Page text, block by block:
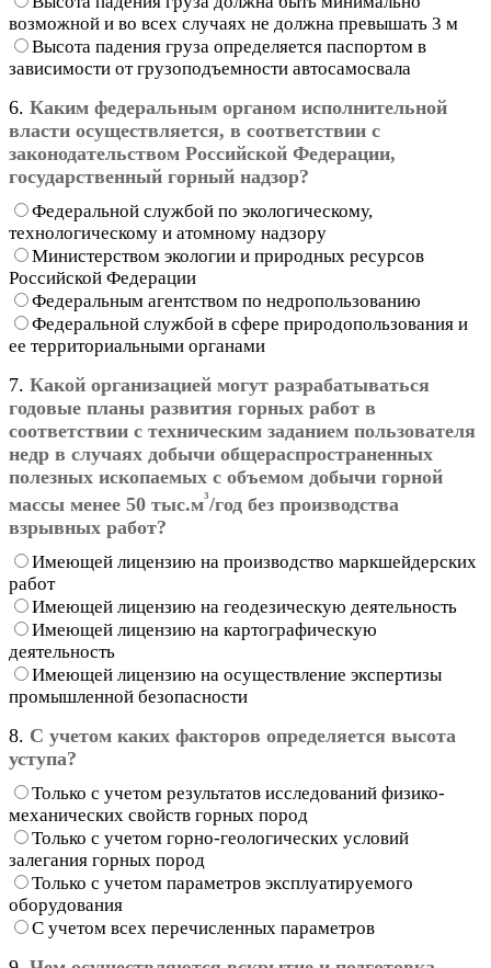
возможной и во всех случаях не должна превышать 3 м
Высота падения груза определяется паспортом в
зависимости от грузоподъемности автосамосвала
6. Каким федеральным органом исполнительной
власти осуществляется, в соответствии с
законодательством Российской Федерации,
государственный горный надзор?
Федеральной службой по экологическому,
технологическому и атомному надзору
Министерством экологии и природных ресурсов
Российской Федерации
Федеральным агентством по недропользованию
Федеральной службой в сфере природопользования и
ее территориальными органами
7. Какой организацией могут разрабатываться
годовые планы развития горных работ в
соответствии с техническим заданием пользователя
недр в случаях добычи общераспространенных
полезных ископаемых с объемом добычи горной
массы менее 50 тыс.м³/год без производства
взрывных работ?
Имеющей лицензию на производство маркшейдерских
работ
Имеющей лицензию на геодезическую деятельность
Имеющей лицензию на картографическую
деятельность
Имеющей лицензию на осуществление экспертизы
промышленной безопасности
8. С учетом каких факторов определяется высота
уступа?
Только с учетом результатов исследований физико-
механических свойств горных пород
Только с учетом горно-геологических условий
залегания горных пород
Только с учетом параметров эксплуатируемого
оборудования
С учетом всех перечисленных параметров